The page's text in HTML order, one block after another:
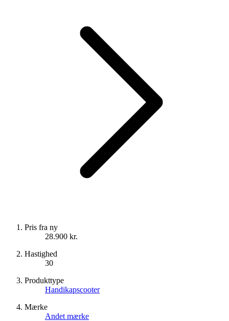
Pris fra ny
28.900 kr.
Hastighed
30
Produkttype
Handikapscooter
Mærke
Andet mærke